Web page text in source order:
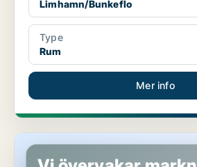
Limhamn/Bunkeflo
Type
Rum
Mer info
Rum i Malmö